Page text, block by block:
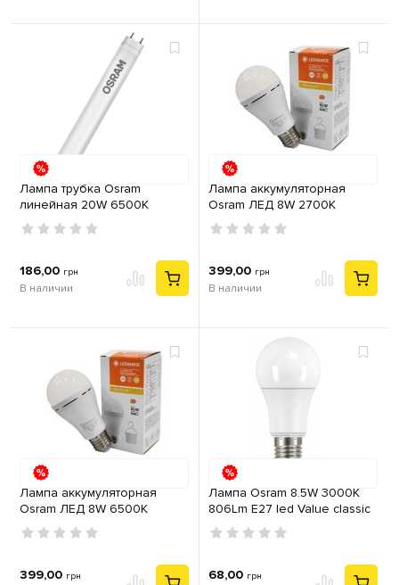
Лампа трубка Osram
линейная 20W 6500К
2300lm 1500мм G13 ST8E-
1.5M 865 220V 1-сторона
186,00 грн
В наличии
Лампа аккумуляторная
Osram ЛЕД 8W 2700K
806Lm Е27 A60
399,00 грн
В наличии
Лампа аккумуляторная
Osram ЛЕД 8W 6500K
806Lm Е27 A60
399,00 грн
Лампа Osram 8.5W 3000К
806Lm E27 led Value classic
A75 230V груша
68,00 грн